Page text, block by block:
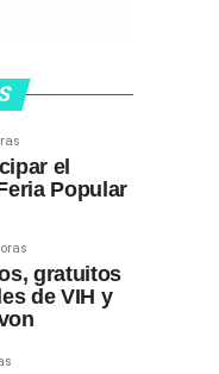
el
Popular
gratuitos
de VIH y